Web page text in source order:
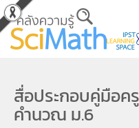
Skip to main content
สื่อประกอบคู่มือค
คำนวณ ม.6